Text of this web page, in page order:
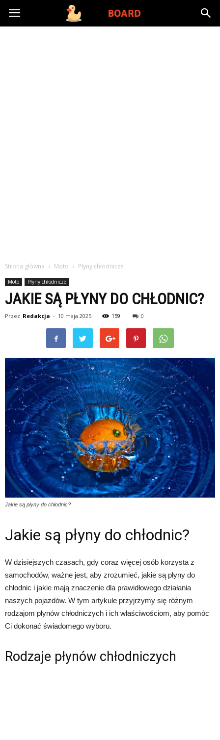
Toysboard.pl
Strona główna Moto Płyny chłodnicze
Moto Płyny chłodnicze
JAKIE SĄ PŁYNY DO CHŁODNIC?
Przez Redakcja - 10 maja 2025 159 0
Jakie są płyny do chłodnic?
Jakie są płyny do chłodnic?
W dzisiejszych czasach, gdy coraz więcej osób korzysta z
samochodów, ważne jest, aby zrozumieć, jakie są płyny do
chłodnic i jakie mają znaczenie dla prawidłowego działania
naszych pojazdów. W tym artykule przyjrzymy się różnym
rodzajom płynów chłodniczych i ich właściwościom, aby pomóc
Ci dokonać świadomego wyboru.
Rodzaje płynów chłodniczych